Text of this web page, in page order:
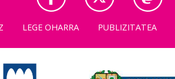
LEGE OHARRA PUBLIZITATEA